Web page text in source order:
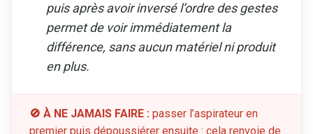
puis après avoir inversé l’ordre des gestes
permet de voir immédiatement la
différence, sans aucun matériel ni produit
en plus.
🚫 À NE JAMAIS FAIRE : passer l’aspirateur en
premier puis dépoussiérer ensuite : cela renvoie de